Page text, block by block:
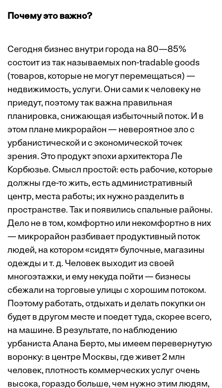
Почему это важно?
Сегодня бизнес внутри города на 80—85%
состоит из так называемых non-tradable goods
(товаров, которые не могут перемещаться) —
недвижимость, услуги. Они сами к человеку не
приедут, поэтому так важна правильная
планировка, снижающая избыточный поток. И в
этом плане микрорайон — невероятное зло с
урбанистической и с экономической точек
зрения. Это продукт эпохи архитектора Ле
Корбюзье. Смысл простой: есть рабочие, которые
должны где-то жить, есть административный
центр, места работы; их нужно разделить в
пространстве. Так и появились спальные районы.
Дело не в том, комфортно или некомфортно в них
— микрорайон разбивает продуктивный поток
людей, на котором «сидят» булочные, магазины
одежды и т. д. Человек выходит из своей
многоэтажки, и ему некуда пойти — бизнесы
сбежали на торговые улицы с хорошим потоком.
Поэтому работать, отдыхать и делать покупки он
будет в другом месте и поедет туда, скорее всего,
на машине. В результате, по наблюдению
урбаниста Алана Берто, мы имеем перевернутую
воронку: в центре Москвы, где живет 2 млн
человек, плотность коммерческих услуг очень
высока, гораздо больше, чем нужно этим людям,